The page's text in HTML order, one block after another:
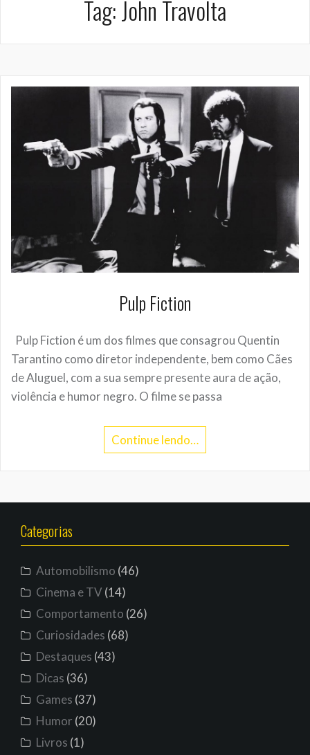
Tag: John Travolta
Pulp Fiction
Pulp Fiction é um dos filmes que consagrou Quentin
Tarantino como diretor independente, bem como Cães
de Aluguel, com a sua sempre presente aura de ação,
violência e humor negro. O filme se passa
Continue lendo…
Categorias
Automobilismo (46)
Cinema e TV(14)
Comportamento (26)
Curiosidades (68)
Destaques (43)
Dicas (36)
Games (37)
Humor (20)
Livros (1)